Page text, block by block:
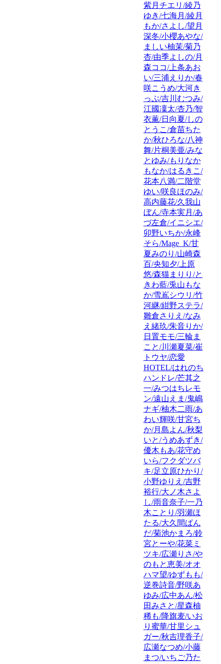
紫月チエリ/綾乃
ゆき/七海月/綾月
もか/さよし/望月
深冬/小櫻あやな/
ましい柚茉/菊乃
杏/由季よしの/月
森ココ/上条あお
い/三浦えりか/春
咲こうめ/大河き
っぷ/吉川むつみ/
江國凜太/杏乃/智
衣薫/日向夏/しの
とうこ/倉苗ちた
か/秋ひろな/八神
舞/片桐美亜/みな
とゆみ/もりなか
もなか/はるきこ/
花本八満/二階堂
ゆい/咲良ほのみ/
高内藤花/久我山
ぼん/寺本実月/あ
づ左倉/イニシエ/
卯野いちか/永峰
そら/Mage_K/甘
夏みのり/山崎森
百/央知夕/上原
悠/森猫まりり/と
きわ藍/兎山もな
か/雪嶌シウリ/竹
河継/紺野ステラ/
雛倉さりえ/なみ
え緒玖/朱音りか/
日置モモ/三輪ま
こと/川瀬夏菜/崔
トウヤ/恋愛
HOTEL/はれのち
ハンドレ/芒其之
一/みつはちレモ
ン/遠山えま/鬼嶋
ナギ/柚木二雨/あ
わい輝咲/甘宮ち
か/月島よん/秋梨
いと/うめあずき/
優木もあ/花守め
いら/フクダツバ
キ/足立原ひかり/
小野ゆりえ/吉野
裕行/大ノ木さよ
し/雨音奈子/一乃
木ことり/羽瀬ほ
たる/大久間ぱん
だ/菊池かまろ/鈴
宮とーや/花菜ミ
ツキ/広瀬りさ/や
のもと恵美/オオ
ハマ望/ゆずもも/
逆巻詩音/野咲あ
ゆみ/広中あん/松
田みさと/星森柚
稀も/降旗麦/いお
り蜜華/甘里シュ
ガー/秋吉理香子/
広瀬なつめ/小藤
まつ/いちご乃た